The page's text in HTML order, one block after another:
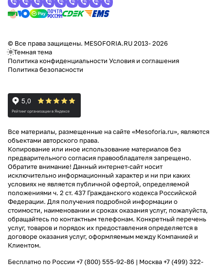
© Все права защищены. MESOFORIA.RU 2013- 2026
Темная тема
Политика конфиденциальности Условия и соглашения
Политика безопасности
Все материалы, размещенные на сайте «Mesoforia.ru», являются
объектами авторского права.
Копирование или иное использование материалов без
предварительного согласия правообладателя запрещено.
Обратите внимание! Данный интернет-сайт носит
исключительно информационный характер и ни при каких
условиях не является публичной офертой, определяемой
положениями ч. 2 ст. 437 Гражданского кодекса Российской
Федерации. Для получения подробной информации о
стоимости, наименовании и сроках оказания услуг, пожалуйста,
обращайтесь по контактным телефонам. Конкретный перечень
услуг, товаров и порядок их предоставления определяется в
договоре оказания услуг, оформляемым между Компанией и
Клиентом.
Бесплатно по России +7 (800) 555-92-86 | Москва+7 (499) 322-